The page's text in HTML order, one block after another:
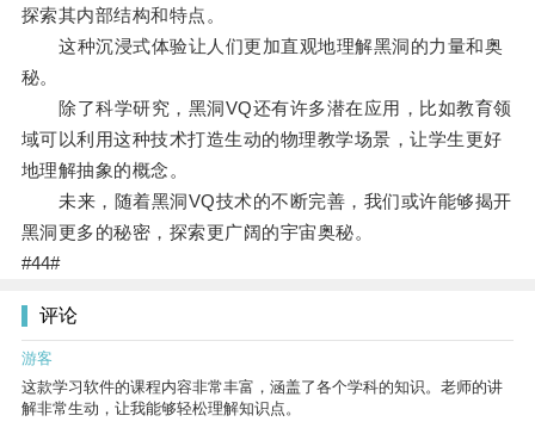
探索其内部结构和特点。
这种沉浸式体验让人们更加直观地理解黑洞的力量和奥
秘。
除了科学研究，黑洞VQ还有许多潜在应用，比如教育领
域可以利用这种技术打造生动的物理教学场景，让学生更好
地理解抽象的概念。
未来，随着黑洞VQ技术的不断完善，我们或许能够揭开
黑洞更多的秘密，探索更广阔的宇宙奥秘。
#44#
评论
游客
这款学习软件的课程内容非常丰富，涵盖了各个学科的知识。老师的讲
解非常生动，让我能够轻松理解知识点。